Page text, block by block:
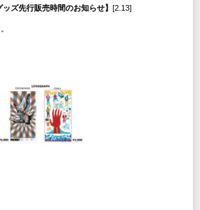
ッズ先行販売時間のお知らせ】 [2.13]